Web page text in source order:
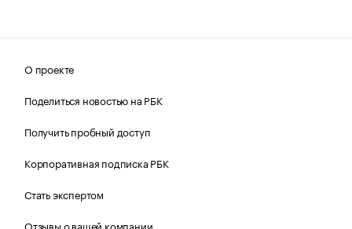
О проекте
Поделиться новостью на РБК
Получить пробный доступ
Корпоративная подписка РБК
Стать экспертом
Отзывы о вашей компании